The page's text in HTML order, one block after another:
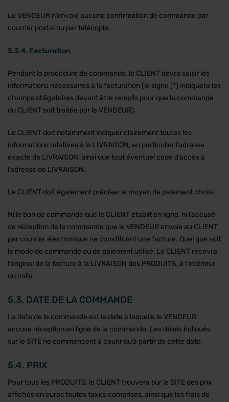
Le VENDEUR n’envoie aucune confirmation de commande par
courrier postal ou par télécopie.
5.2.4. Facturation
Pendant la procédure de commande, le CLIENT devra saisir les
informations nécessaires à la facturation (le signe (*) indiquera les
champs obligatoires devant être remplis pour que la commande
du CLIENT soit traitée par le VENDEUR).
Le CLIENT doit notamment indiquer clairement toutes les
informations relatives à la LIVRAISON, en particulier l’adresse
exacte de LIVRAISON, ainsi que tout éventuel code d’accès à
l’adresse de LIVRAISON.
Le CLIENT doit également préciser le moyen de paiement choisi.
Ni le bon de commande que le CLIENT établit en ligne, ni l’accusé
de réception de la commande que le VENDEUR envoie au CLIENT
par courrier électronique ne constituent une facture. Quel que soit
le mode de commande ou de paiement utilisé, Le CLIENT recevra
l’original de la facture à la LIVRAISON des PRODUITS, à l’intérieur
du colis.
5.3. DATE DE LA COMMANDE
La date de la commande est la date à laquelle le VENDEUR
accuse réception en ligne de la commande. Les délais indiqués
sur le SITE ne commencent à courir qu’à partir de cette date.
5.4. PRIX
Pour tous les PRODUITS, le CLIENT trouvera sur le SITE des prix
affichés en euros toutes taxes comprises, ainsi que les frais de